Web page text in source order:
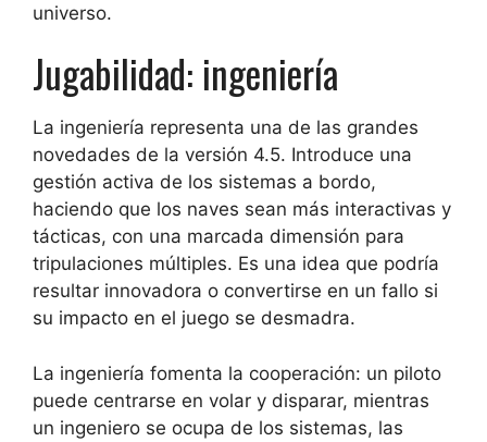
universo.
Jugabilidad: ingeniería
La ingeniería representa una de las grandes
novedades de la versión 4.5. Introduce una
gestión activa de los sistemas a bordo,
haciendo que los naves sean más interactivas y
tácticas, con una marcada dimensión para
tripulaciones múltiples. Es una idea que podría
resultar innovadora o convertirse en un fallo si
su impacto en el juego se desmadra.
La ingeniería fomenta la cooperación: un piloto
puede centrarse en volar y disparar, mientras
un ingeniero se ocupa de los sistemas, las